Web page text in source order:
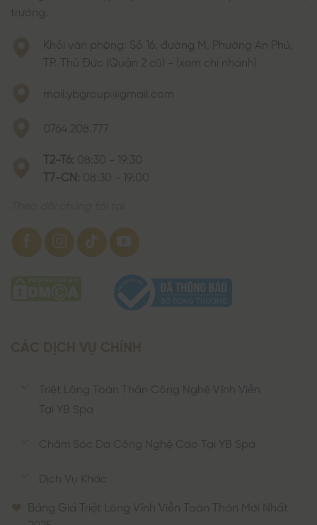
trường.
Khối văn phòng: Số 16, đường M, Phường An Phú,
TP. Thủ Đức (Quận 2 cũ) - (xem chi nhánh)
mail.ybgroup@gmail.com
0764.208.777
T2-T6: 08:30 - 19:30
T7-CN: 08:30 - 19:00
Triệt Lông Toàn Thân Công Nghệ Vĩnh Viễn
Tại YB Spa
Chăm Sóc Da Công Nghệ Cao Tại YB Spa
Dịch Vụ Khác
Bảng Giá Triệt Lông Vĩnh Viễn Toàn Thân Mới Nhất